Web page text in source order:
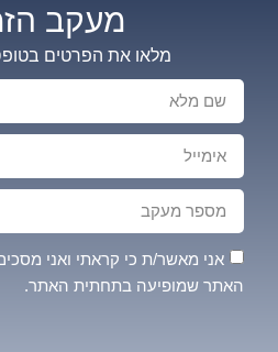
מעקב
מלאו את הפרטים
אני מאשר/ת כי קראתי ואני
האתר שמופיעה בתחתית האתר.